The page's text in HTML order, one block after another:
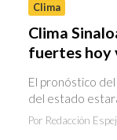
Clima
Clima
fuertes hoy
El pronóstico
del estado
Por Redacción